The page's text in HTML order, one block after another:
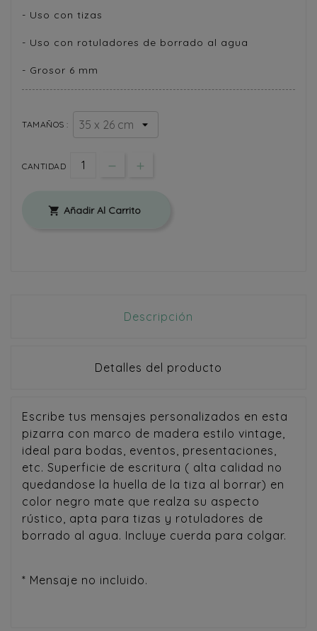
- Uso con tizas
- Uso con rotuladores de borrado al agua
- Grosor 6 mm
TAMAÑOS :
CANTIDAD
 Añadir Al Carrito
Descripción
Detalles del producto
Escribe tus mensajes personalizados en esta
pizarra con marco de madera estilo vintage,
ideal para bodas, eventos, presentaciones,
etc. Superficie de escritura ( alta calidad no
quedandose la huella de la tiza al borrar) en
color negro mate que realza su aspecto
rústico, apta para tizas y rotuladores de
borrado al agua. Incluye cuerda para colgar.
* Mensaje no incluido.